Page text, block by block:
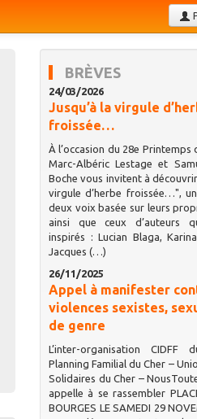
BRÈVES
24/03/2026
Jusqu’à la virgule
froissée…
À l’occasion du 28e Printemps
Marc-Albéric Lestage et
Boche vous invitent à découvrir
virgule d’herbe froissée…",
deux voix basée sur leurs
ainsi que ceux d’auteurs
inspirés : Lucian Blaga,
Jacques (…)
26/11/2025
Appel à manifester
violences sexistes,
de genre
L’inter-organisation CIDFF
Planning Familial du Cher –
Solidaires du Cher –
appelle à se rassembler
BOURGES LE SAMEDI 29